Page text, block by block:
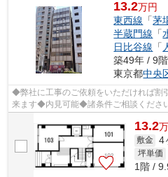
13.2万円
東西線 「茅
半蔵門線 「
日比谷線 「
築49年 / 9
東京都中央
◆弊社に工事のご依頼をいただければ割
来ます◆内見可能◆諸条件ご相談くださ
13.2万
敷金 4
坪単価
1階 /